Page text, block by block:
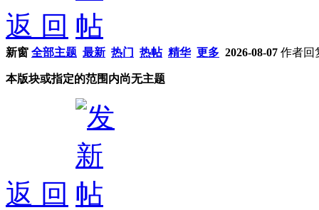
返 回
新窗 全部主题 最新 热门 热帖 精华 更多 2026-08-07 作者回
本版块或指定的范围内尚无主题
返 回